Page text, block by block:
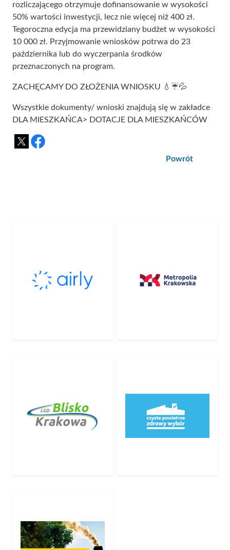
rozliczającego otrzymuje dofinansowanie w wysokości
50% wartości inwestycji, lecz nie więcej niż 400 zł.
Tegoroczna edycja ma przewidziany budżet w wysokości
10 000 zł. Przyjmowanie wniosków potrwa do 23
października lub do wyczerpania środków
przeznaczonych na program.
ZACHĘCAMY DO ZŁOŻENIA WNIOSKU 💧☔💦
Wszystkie dokumenty/ wnioski znajdują się w zakładce
DLA MIESZKAŃCA> DOTACJE DLA MIESZKAŃCÓW
Powrót